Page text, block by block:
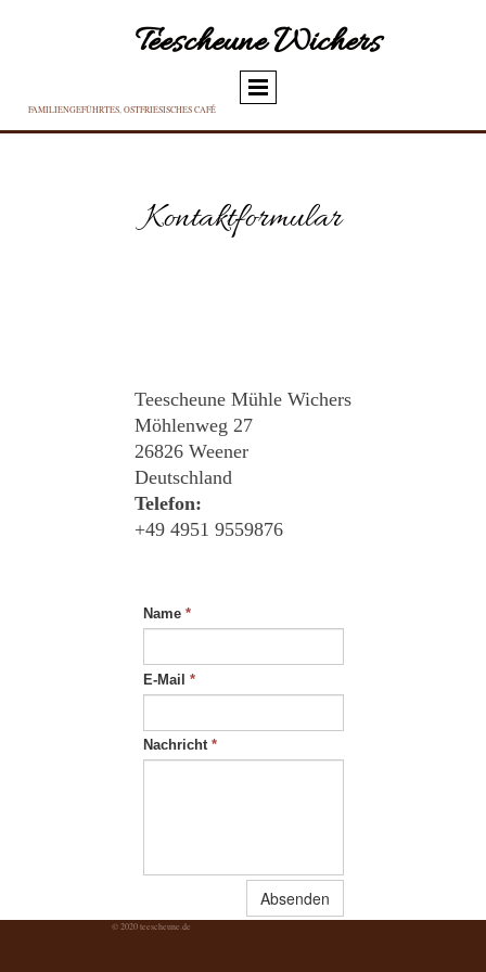
Teescheune Wichers
FAMILIENGEFÜHRTES, OSTFRIESISCHES CAFÉ
Kontaktformular
Teescheune Mühle Wichers
Möhlenweg 27
26826 Weener
Deutschland
Telefon:
+49 4951 9559876
Name*
E-Mail *
Nachricht*
Absenden
© 2020 teescheune.de